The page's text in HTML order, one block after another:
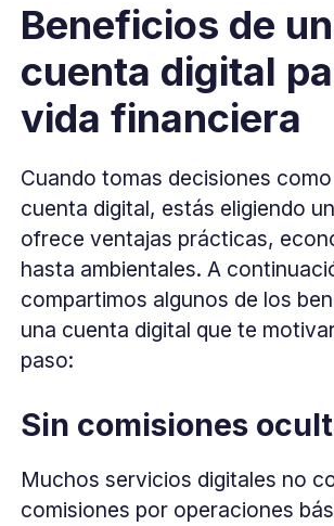
Beneficios de
cuenta digital
vida financiera
Cuando tomas decisiones
cuenta digital, estás eligiendo
ofrece ventajas prácticas,
hasta ambientales. A
compartimos algunos de los
una cuenta digital que te
paso:
Sin comisiones
Muchos servicios digitales no
comisiones por operaciones